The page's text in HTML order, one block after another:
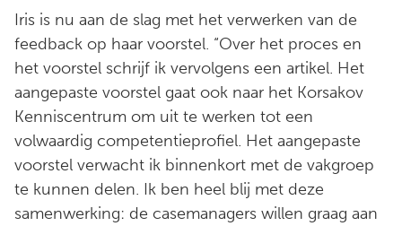
Iris is nu aan de slag met het verwerken van de
feedback op haar voorstel. “Over het proces en
het voorstel schrijf ik vervolgens een artikel. Het
aangepaste voorstel gaat ook naar het Korsakov
Kenniscentrum om uit te werken tot een
volwaardig competentieprofiel. Het aangepaste
voorstel verwacht ik binnenkort met de vakgroep
te kunnen delen. Ik ben heel blij met deze
samenwerking: de casemanagers willen graag aan